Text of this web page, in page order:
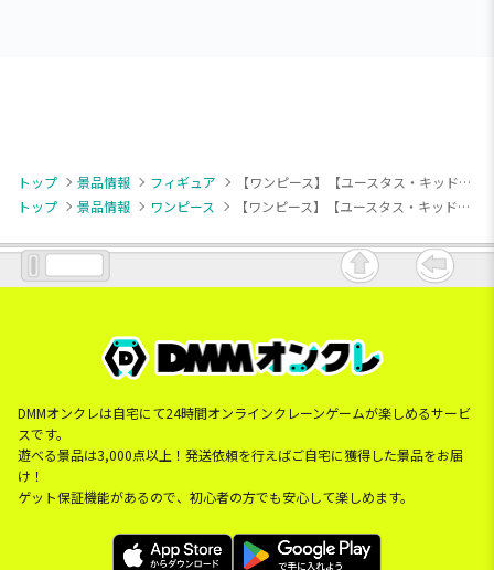
トップ 景品情報 フィギュア
【ワンピース】【ユースタス・キッド】ワンピース ワールドコレクタブルフィギュア SPECIAL 最悪の世代 ユースタス・キッド
トップ
景品情報 ワンピース 【ワンピース】【ユースタス・キッド】ワンピース ワールドコレクタブルフィギュア SPECIAL 最悪の世代 ユースタス・キッド
DMMオンクレは自宅にて24時間オンラインクレーンゲームが楽しめるサービ
スです。
遊べる景品は3,000点以上！発送依頼を行えばご自宅に獲得した景品をお届
け！
ゲット保証機能があるので、初心者の方でも安心して楽しめます。